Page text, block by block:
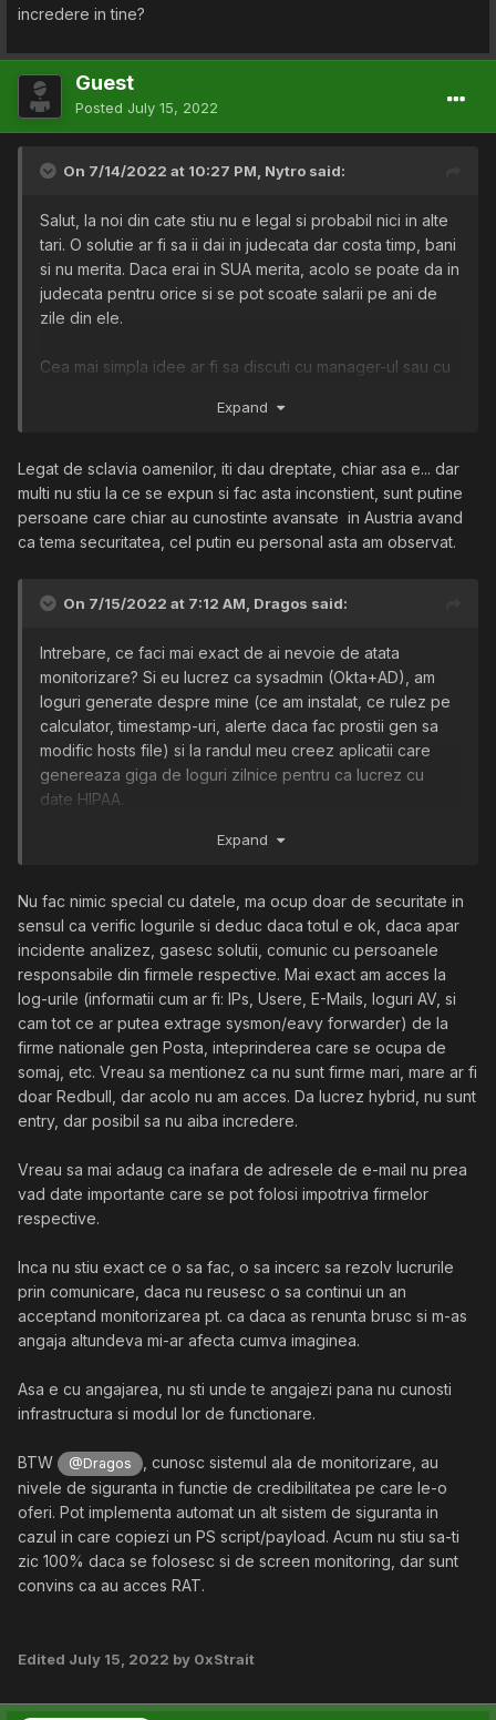
incredere in tine?
Guest
Posted July 15, 2022
On 7/14/2022 at 10:27 PM, Nytro said:
Salut, la noi din cate stiu nu e legal si probabil nici in alte
tari. O solutie ar fi sa ii dai in judecata dar costa timp, bani
si nu merita. Daca erai in SUA merita, acolo se poate da in
judecata pentru orice si se pot scoate salarii pe ani de
zile din ele.
Cea mai simpla idee ar fi sa discuti cu manager-ul sau cu
acord si ca nu vrei sa se intample asta. Daca nu se poate,
lucrezi pentru astfel de specimene.
Cat despre monitorizare nu e nevoie de cine stie ce
solutii, monitorizarea ecranului e o mizerie, exista insa
Microsoft Defender (cu care cineva poate lua shell la
lucruri suspecte.
Putin pe langa subiect, se pare ca si oamenii de acolo
sunt putin cam "sclavi" si nu iti recomand sa lucrezi cu
persoane care si-ar vinde familia pentru o firma (si un
salariu) de cacat.
si ulterior alte state in recesiune. In mare ar fi de preferat
economice dificile, dar si acestea pot da oameni afara si
pe principiul LIFO, bobocii sunt primii care dispar.
Expand
Legat de sclavia oamenilor, iti dau dreptate, chiar asa e... dar
multi nu stiu la ce se expun si fac asta inconstient, sunt putine
persoane care chiar au cunostinte avansate in Austria avand
ca tema securitatea, cel putin eu personal asta am observat.
On 7/15/2022 at 7:12 AM, Dragos said:
Intrebare, ce faci mai exact de ai nevoie de atata
monitorizare? Si eu lucrez ca sysadmin (Okta+AD), am
loguri generate despre mine (ce am instalat, ce rulez pe
calculator, timestamp-uri, alerte daca fac prostii gen sa
modific hosts file) si la randul meu creez aplicatii care
genereaza giga de loguri zilnice pentru ca lucrez cu
date HIPAA.
Dar monitorizare la nivel de actiune (screen grabbing,
cu datele? Lucrezi hybrid? Esti pe pozitie entry level sau
nu au incredere in tine?
Expand
Nu fac nimic special cu datele, ma ocup doar de securitate in
sensul ca verific logurile si deduc daca totul e ok, daca apar
incidente analizez, gasesc solutii, comunic cu persoanele
responsabile din firmele respective. Mai exact am acces la
log-urile (informatii cum ar fi: IPs, Usere, E-Mails, loguri AV, si
cam tot ce ar putea extrage sysmon/eavy forwarder) de la
firme nationale gen Posta, inteprinderea care se ocupa de
somaj, etc. Vreau sa mentionez ca nu sunt firme mari, mare ar fi
doar Redbull, dar acolo nu am acces. Da lucrez hybrid, nu sunt
entry, dar posibil sa nu aiba incredere.
Vreau sa mai adaug ca inafara de adresele de e-mail nu prea
vad date importante care se pot folosi impotriva firmelor
respective.
Inca nu stiu exact ce o sa fac, o sa incerc sa rezolv lucrurile
prin comunicare, daca nu reusesc o sa continui un an
acceptand monitorizarea pt. ca daca as renunta brusc si m-as
angaja altundeva mi-ar afecta cumva imaginea.
Asa e cu angajarea, nu sti unde te angajezi pana nu cunosti
infrastructura si modul lor de functionare.
BTW @Dragos
, cunosc sistemul ala de monitorizare, au
nivele de siguranta in functie de credibilitatea pe care le-o
oferi. Pot implementa automat un alt sistem de siguranta in
cazul in care copiezi un PS script/payload. Acum nu stiu sa-ti
zic 100% daca se folosesc si de screen monitoring, dar sunt
convins ca au acces RAT.
Edited July 15, 2022 by 0xStrait